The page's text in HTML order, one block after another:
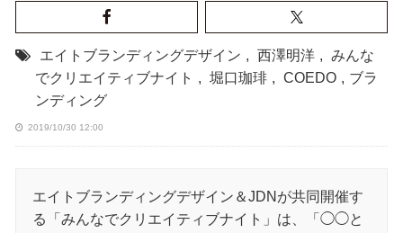
エイトブランディングデザイン , 西澤明洋 , みんな
でクリエイティブナイト , 堀口珈琲 , COEDO , ブラ
ンディング
2019/10/30 12:00
エイトブランディングデザイン＆JDNが共同開催す
る「みんなでクリエイティブナイト」は、「◯◯と